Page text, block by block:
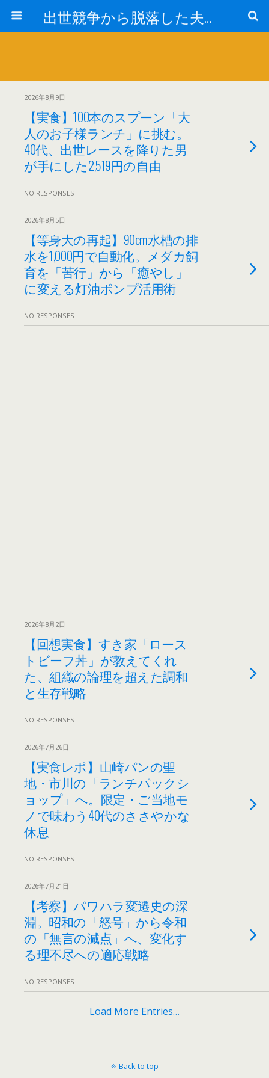
出世競争から脱落した夫と妻の日常
2026年8月9日
【実食】100本のスプーン「大
人のお子様ランチ」に挑む。
40代、出世レースを降りた男
が手にした2,519円の自由
NO RESPONSES
2026年8月5日
【等身大の再起】90cm水槽の排
水を1,000円で自動化。メダカ飼
育を「苦行」から「癒やし」
に変える灯油ポンプ活用術
NO RESPONSES
2026年8月2日
【回想実食】すき家「ロース
トビーフ丼」が教えてくれ
た、組織の論理を超えた調和
と生存戦略
NO RESPONSES
2026年7月26日
【実食レポ】山崎パンの聖
地・市川の「ランチパックシ
ョップ」へ。限定・ご当地モ
ノで味わう40代のささやかな
休息
NO RESPONSES
2026年7月21日
【考察】パワハラ変遷史の深
淵。昭和の「怒号」から令和
の「無言の減点」へ、変化す
る理不尽への適応戦略
NO RESPONSES
Load More Entries…
Back to top